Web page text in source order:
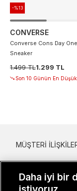
-%13
CONVERSE
Converse Cons Day
Sneaker
1.499 TL1.299 TL
Son 10 Günün En Düşük
MÜŞTERI
KADIN
Daha iyi bir